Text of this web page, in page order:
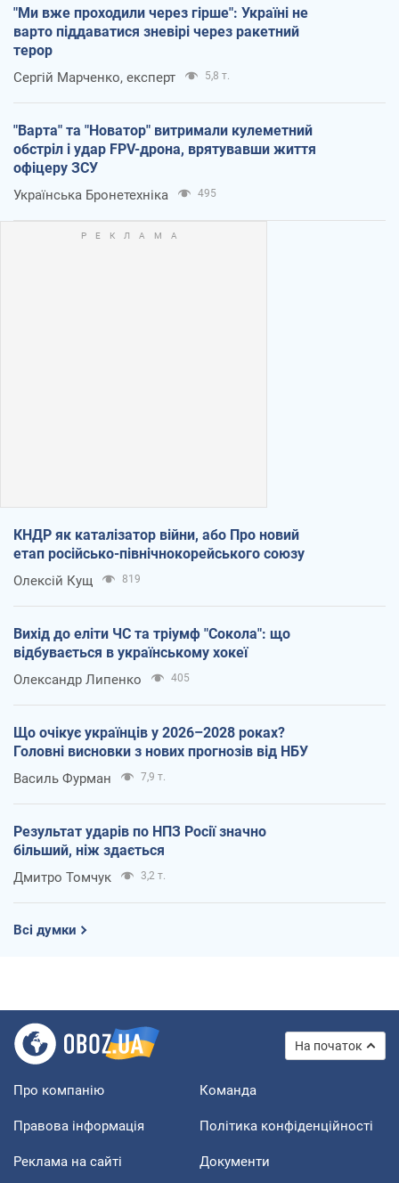
"Ми вже проходили через гірше": Україні не
варто піддаватися зневірі через ракетний
терор
Сергій Марченко, експерт 5,8 т.
"Варта" та "Новатор" витримали кулеметний
обстріл і удар FPV-дрона, врятувавши життя
офіцеру ЗСУ
Українська Бронетехніка 495
КНДР як каталізатор війни, або Про новий
етап російсько-північнокорейського союзу
Олексій Кущ 819
Вихід до еліти ЧС та тріумф "Сокола": що
відбувається в українському хокеї
Олександр Липенко 405
Що очікує українців у 2026–2028 роках?
Головні висновки з нових прогнозів від НБУ
Василь Фурман 7,9 т.
Результат ударів по НПЗ Росії значно
більший, ніж здається
Дмитро Томчук 3,2 т.
Всі думки
На початок
Про компанію Команда
Правова інформація Політика конфіденційності
Реклама на сайті Документи